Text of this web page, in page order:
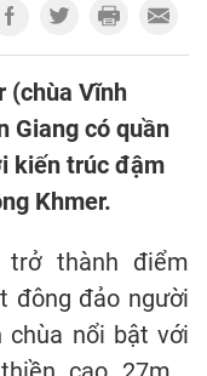
(chùa Vĩnh
Giang có quần
kiến trúc đậm
Khmer.
trở thành điểm
đông đảo người
chùa nổi bật với